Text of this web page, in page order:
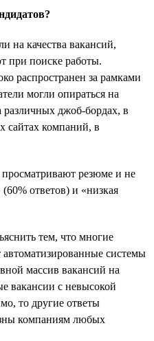
на качества вакансий,
при поиске работы.
распространен за рамками
могли опираться на
джоб-бордах, в
сайтах компаний, в
резюме и не
ответов) и «низкая
тем, что многие
системы
массив вакансий на
вакансии с невысокой
то другие ответы
компаниям любых